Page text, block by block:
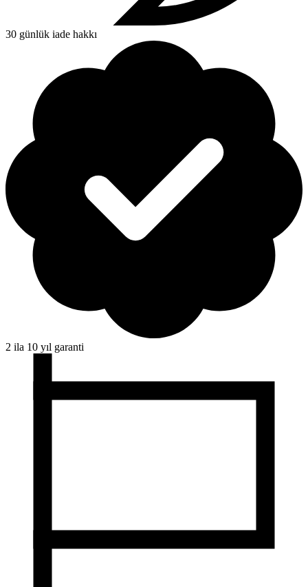
30 günlük iade hakkı
2 ila 10 yıl garanti